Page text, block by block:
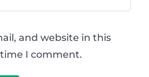
and website in this
I comment.